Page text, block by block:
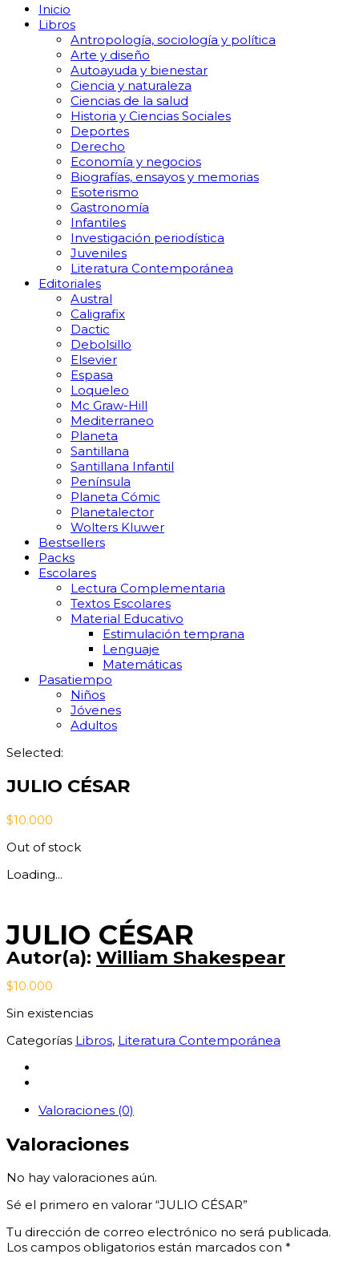
Inicio
Libros
Antropología, sociología y política
Arte y diseño
Autoayuda y bienestar
Ciencia y naturaleza
Ciencias de la salud
Historia y Ciencias Sociales
Deportes
Derecho
Economía y negocios
Biografías, ensayos y memorias
Esoterismo
Gastronomía
Infantiles
Investigación periodística
Juveniles
Literatura Contemporánea
Editoriales
Austral
Caligrafix
Dactic
Debolsillo
Elsevier
Espasa
Loqueleo
Mc Graw-Hill
Mediterraneo
Planeta
Santillana
Santillana Infantil
Península
Planeta Cómic
Planetalector
Wolters Kluwer
Bestsellers
Packs
Escolares
Lectura Complementaria
Textos Escolares
Material Educativo
Estimulación temprana
Lenguaje
Matemáticas
Pasatiempo
Niños
Jóvenes
Adultos
Selected:
JULIO CÉSAR
$10.000
Out of stock
Loading...
JULIO CÉSAR
Autor(a): William Shakespear
$10.000
Sin existencias
Categorías Libros, Literatura Contemporánea
Valoraciones (0)
Valoraciones
No hay valoraciones aún.
Sé el primero en valorar “JULIO CÉSAR”
Tu dirección de correo electrónico no será publicada.
Los campos obligatorios están marcados con *